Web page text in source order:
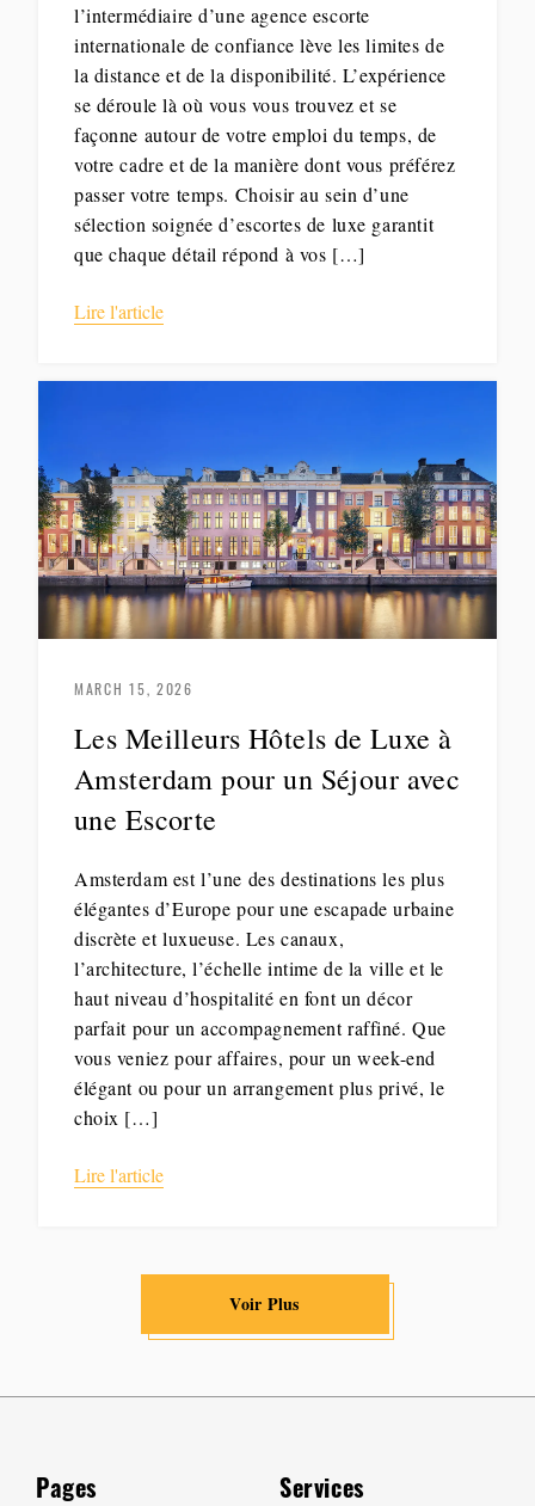
l’intermédiaire d’une agence escorte
internationale de confiance lève les limites de
la distance et de la disponibilité. L’expérience
se déroule là où vous vous trouvez et se
façonne autour de votre emploi du temps, de
votre cadre et de la manière dont vous préférez
passer votre temps. Choisir au sein d’une
sélection soignée d’escortes de luxe garantit
que chaque détail répond à vos […]
Lire l'article
MARCH 15, 2026
Les Meilleurs Hôtels de Luxe à
Amsterdam pour un Séjour avec
une Escorte
Amsterdam est l’une des destinations les plus
élégantes d’Europe pour une escapade urbaine
discrète et luxueuse. Les canaux,
l’architecture, l’échelle intime de la ville et le
haut niveau d’hospitalité en font un décor
parfait pour un accompagnement raffiné. Que
vous veniez pour affaires, pour un week-end
élégant ou pour un arrangement plus privé, le
choix […]
Lire l'article
Voir Plus
Pages Services